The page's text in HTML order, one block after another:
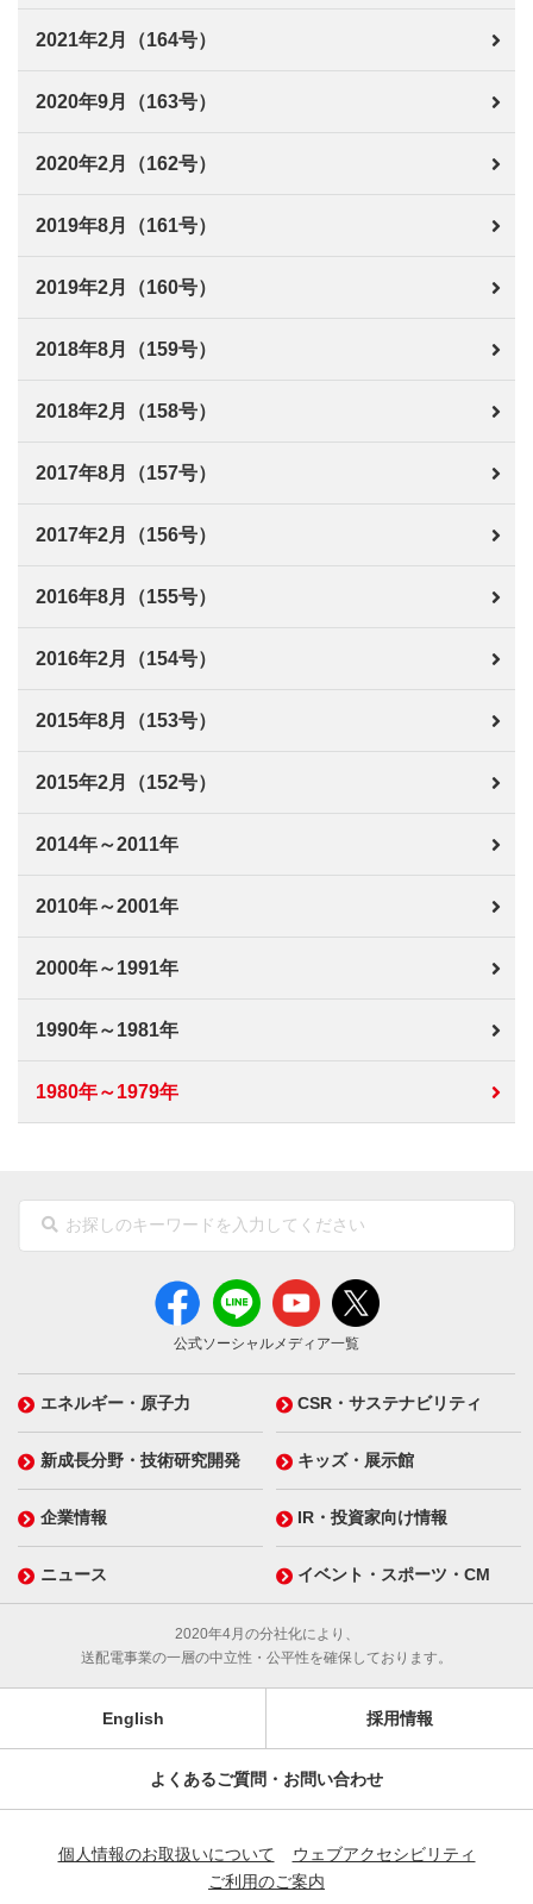
2021年2月（164号）
2020年9月（163号）
2020年2月（162号）
2019年8月（161号）
2019年2月（160号）
2018年8月（159号）
2018年2月（158号）
2017年8月（157号）
2017年2月（156号）
2016年8月（155号）
2016年2月（154号）
2015年8月（153号）
2015年2月（152号）
2014年～2011年
2010年～2001年
2000年～1991年
1990年～1981年
1980年～1979年
公式ソーシャルメディア一覧
エネルギー・原子力 CSR・サステナビリティ
新成長分野・技術研究開発 キッズ・展示館
企業情報 IR・投資家向け情報
ニュース イベント・スポーツ・CM
2020年4月の分社化により、
送配電事業の一層の中立性・公平性を確保しております。
English 採用情報
よくあるご質問・お問い合わせ
個人情報のお取扱いについて
ウェブアクセシビリティ
ご利用のご案内